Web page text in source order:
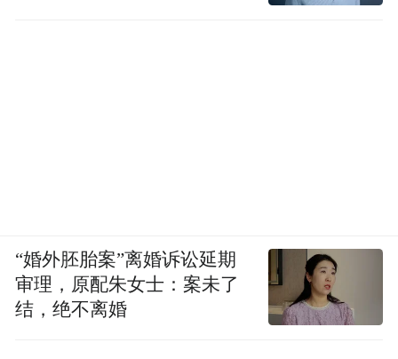
“婚外胚胎案”离婚诉讼延期
审理，原配朱女士：案未了
结，绝不离婚